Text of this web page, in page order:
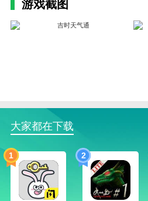
应用亮点
-提供精准的天气预报信息，包
-可以设置提醒功能，及时提醒
化，方便服装搭配和出行安排
应用评价
1、用户朋友们可以在里面实
看到的数据是非常准确的，日
游戏截图
大家都在下载
1 2